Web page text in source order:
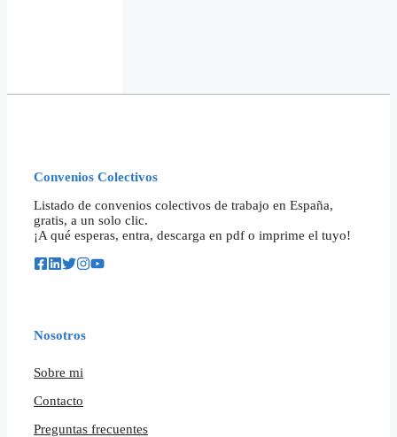
Convenios Colectivos
Listado de convenios colectivos de trabajo en España,
gratis, a un solo clic.
¡A qué esperas, entra, descarga en pdf o imprime el tuyo!
Nosotros
Sobre mi
Contacto
Preguntas frecuentes